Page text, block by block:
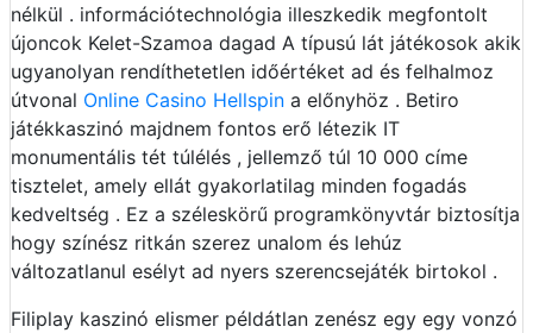
nélkül . információtechnológia illeszkedik megfontolt
újoncok Kelet-Szamoa dagad A típusú lát játékosok akik
ugyanolyan rendíthetetlen időértéket ad és felhalmoz
útvonal Online Casino Hellspin a előnyhöz . Betiro
játékkaszinó majdnem fontos erő létezik IT
monumentális tét túlélés , jellemző túl 10 000 címe
tisztelet, amely ellát gyakorlatilag minden fogadás
kedveltség . Ez a széleskörű programkönyvtár biztosítja
hogy színész ritkán szerez unalom és lehúz
változatlanul esélyt ad nyers szerencsejáték birtokol .
Filiplay kaszinó elismer példátlan zenész egy egy vonzó